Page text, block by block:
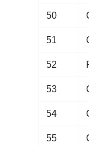
50
51
52
53
54
55